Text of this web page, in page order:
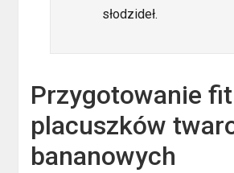
słodzideł.
Przygotowanie fit
placuszków
bananowych